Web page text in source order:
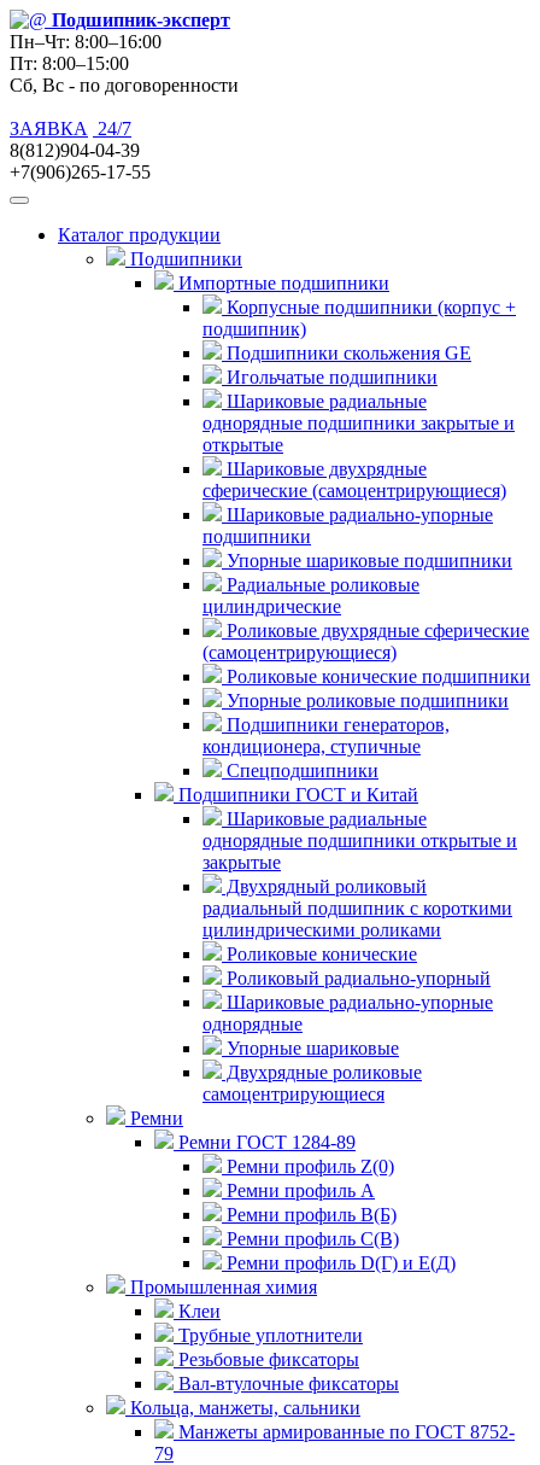
Подшипник-эксперт
Пн–Чт: 8:00–16:00
Пт: 8:00–15:00
Сб, Вс - по договоренности
ЗАЯВКА
24/7
8(812)904-04-39
+7(906)265-17-55
Каталог продукции
Подшипники
Импортные подшипники
Корпусные подшипники (корпус +
подшипник)
Подшипники скольжения GE
Игольчатые подшипники
Шариковые радиальные
однорядные подшипники закрытые и
открытые
Шариковые двухрядные
сферические (самоцентрирующиеся)
Шариковые радиально-упорные
подшипники
Упорные шариковые подшипники
Радиальные роликовые
цилиндрические
Роликовые двухрядные сферические
(самоцентрирующиеся)
Роликовые конические подшипники
Упорные роликовые подшипники
Подшипники генераторов,
кондиционера, ступичные
Спецподшипники
Подшипники ГОСТ и Китай
Шариковые радиальные
однорядные подшипники открытые и
закрытые
Двухрядный роликовый
радиальный подшипник с короткими
цилиндрическими роликами
Роликовые конические
Роликовый радиально-упорный
Шариковые радиально-упорные
однорядные
Упорные шариковые
Двухрядные роликовые
самоцентрирующиеся
Ремни
Ремни ГОСТ 1284-89
Ремни профиль Z(0)
Ремни профиль А
Ремни профиль В(Б)
Ремни профиль С(В)
Ремни профиль D(Г) и E(Д)
Промышленная химия
Клеи
Трубные уплотнители
Резьбовые фиксаторы
Вал-втулочные фиксаторы
Кольца, манжеты, сальники
Манжеты армированные по ГОСТ 8752-
79